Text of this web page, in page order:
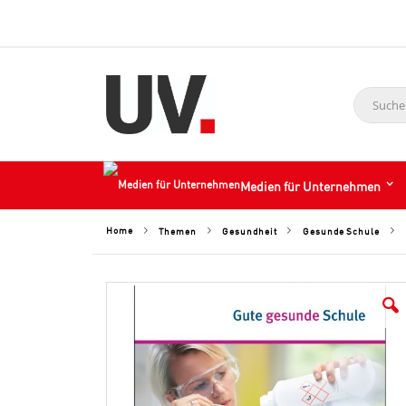
Suche
Medien für Unternehmen
Home Themen Gesundheit Gesunde Schule